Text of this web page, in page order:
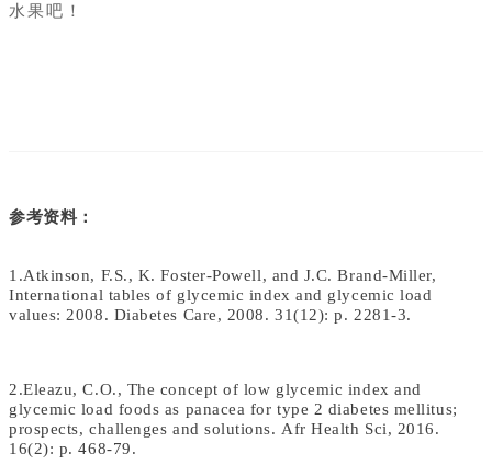
水果吧！
参考资料：
1.Atkinson, F.S., K. Foster-Powell, and J.C. Brand-Miller,
International tables of glycemic index and glycemic load
values: 2008. Diabetes Care, 2008.31(12): p. 2281-3.
2.Eleazu, C.O., The concept of low glycemic index and
glycemic load foods as panacea for type 2 diabetes mellitus;
prospects, challenges and solutions. Afr Health Sci, 2016.
16(2): p. 468-79.